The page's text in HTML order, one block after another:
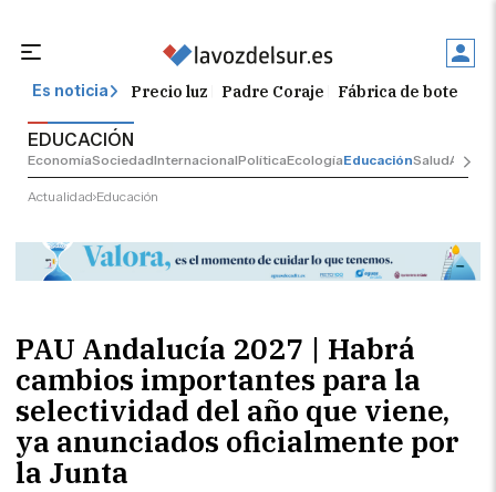
Es noticia Precio luz Padre Coraje Fábrica de botellas
EDUCACIÓN
EconomíaSociedadInternacionalPolíticaEcologíaEducaciónSalud
Actualidad Educación
PAU Andalucía 2027 | Habrá
cambios importantes para la
selectividad del año que viene,
ya anunciados oficialmente por
la Junta
TE PODRÍA INTERESAR
Un verdadero MMORPG de la vieja
escuela ¡Cómo los de antes, pero mejor!